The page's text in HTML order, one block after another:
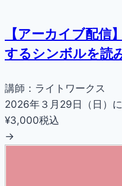
【アーカイブ配信
するシンボルを読
講師：ライトワークス
2026年３月29日（日）
¥3,000税込
→